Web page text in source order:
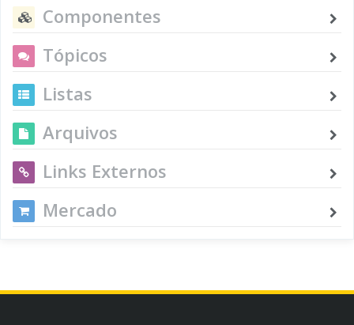
Componentes
Tópicos
Listas
Arquivos
Links Externos
Mercado